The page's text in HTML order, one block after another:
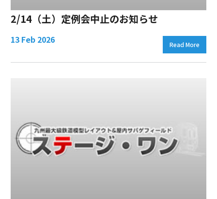
2/14（土）定例会中止のお知らせ
13 Feb 2026 Read More